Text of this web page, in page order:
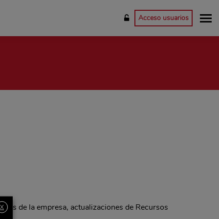
Acceso usuarios
de la empresa, actualizaciones de Recursos
X